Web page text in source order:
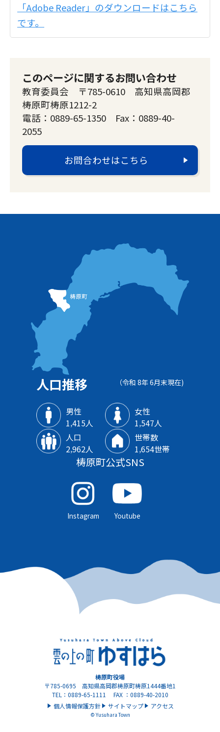
「Adobe Reader」のダウンロードはこちら
です。
このページに関するお問い合わせ
教育委員会 〒785-0610 高知県高岡郡
梼原町梼原1212-2
電話：0889-65-1350 Fax：0889-40-
2055
お問合わせはこちら
人口推移 （令和 8年 6月末現在)
男性
1‚415人
女性
1‚547人
人口
2‚962人
世帯数
1‚654世帯
梼原町公式SNS
Instagram Youtube
梼原町役場
〒785-0695 高知県高岡郡梼原町梼原1444番地1
TEL：0889-65-1111 FAX ：0889-40-2010
個人情報保護方針
サイトマップ アクセス
© Yusuhara Town